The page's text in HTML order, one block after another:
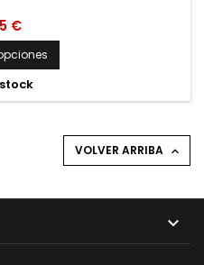
€
VOLVER ARRIBA 
